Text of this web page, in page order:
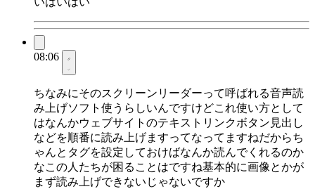
08:06
ちなみにそのスクリーンリーダーって呼ばれる音声読
み上げソフト使うらしいんですけどこれ使い方として
はなんかウェブサイトのテキストリンクボタン見出し
などを順番に読み上げますってなってますねだからち
ゃんとタグを設定しておけばなんか読んでくれるのか
なこの人たちが困ることはですね基本的に画像とかが
まず読み上げできないじゃないですか